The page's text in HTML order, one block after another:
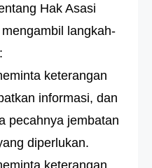
Hak Asasi
langkah-
keterangan
informasi, dan
pecahnya jembatan
diperlukan.
keterangan